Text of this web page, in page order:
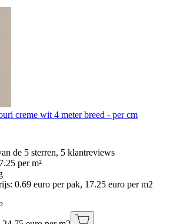
creme wit 4 meter breed - per cm
de 5 sterren, 5 klantreviews
per m²
0.69 euro per pak, 17.25 euro per m2